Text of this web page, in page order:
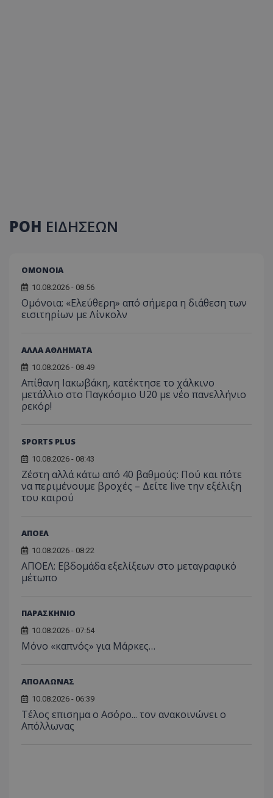
ΡΟΗ ΕΙΔΗΣΕΩΝ
ΟΜΟΝΟΙΑ
10.08.2026 - 08:56
Ομόνοια: «Ελεύθερη» από σήμερα η διάθεση των
εισιτηρίων με Λίνκολν
ΑΛΛΑ ΑΘΛΗΜΑΤΑ
10.08.2026 - 08:49
Απίθανη Ιακωβάκη, κατέκτησε το χάλκινο
μετάλλιο στο Παγκόσμιο U20 με νέο πανελλήνιο
ρεκόρ!
SPORTS PLUS
10.08.2026 - 08:43
Ζέστη αλλά κάτω από 40 βαθμούς: Πού και πότε
να περιμένουμε βροχές – Δείτε live την εξέλιξη
του καιρού
ΑΠΟΕΛ
10.08.2026 - 08:22
ΑΠΟΕΛ: Εβδομάδα εξελίξεων στο μεταγραφικό
μέτωπο
ΠΑΡΑΣΚΗΝΙΟ
10.08.2026 - 07:54
Μόνο «καπνός» για Μάρκες…
ΑΠΟΛΛΩΝΑΣ
10.08.2026 - 06:39
Tέλος επισημα ο Ασόρο... τον ανακοινώνει ο
Απόλλωνας